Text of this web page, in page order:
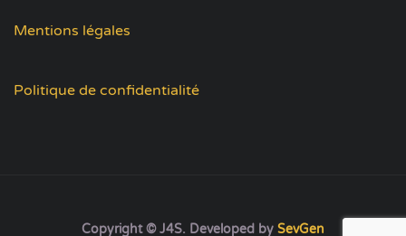
Mentions légales
Politique de confidentialité
Copyright © J4S. Developed by SevGen